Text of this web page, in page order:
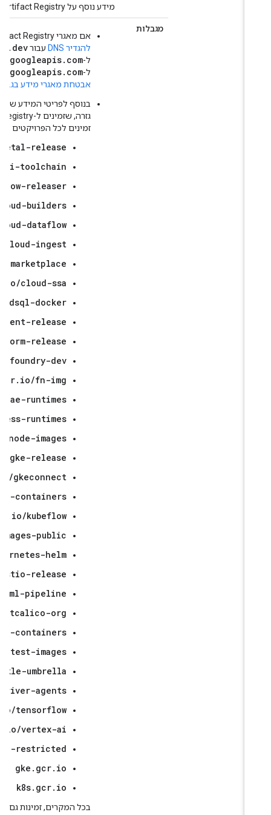
מידע נוסף על Artifact Registry זמין ב
מגבלות
אם מאגרי Artifact Registry משתמשים בדומיין
להגדיר DNS
עבור
אבטחת מאגרי מידע בגבולות
זמינים לכל הפרויקטים ללא
release
asci-toolchain
releaser
cloud-builders
cloud-dataflow
cloud-ingest
marketplace
gcr.io/cloud-ssa
docker
release
release
foundry-dev
gcr.io/fn-img
gae-runtimes
runtimes
node-images
gke-release
gkeconnect
containers
gcr.io/kubeflow
images-public
helm
istio-release
ml-pipeline
org
rbe-containers
test-images
umbrella
agents
tensorflow
gcr.io/vertex-ai
ai-restricted
gke.gcr.io
k8s.gcr.io
בכל המקרים, זמינות גם